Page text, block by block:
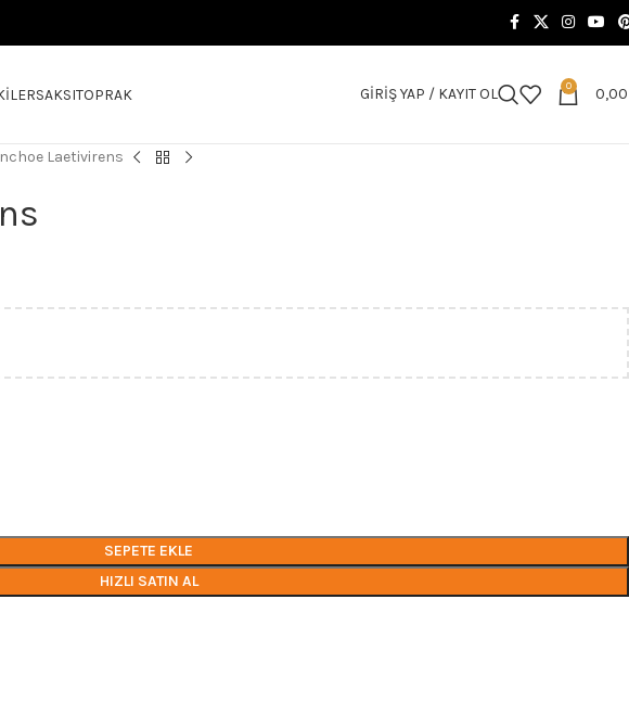
SAKSITOPRAK GIRIŞ YAP / KAYIT OL 0
Laetivirens
SEPETE EKLE
HIZLI SATIN AL